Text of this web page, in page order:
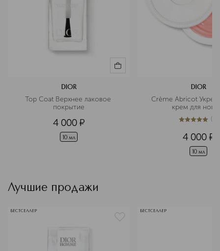
DIOR
Top Coat Верхнее лаковое
покрытие
4 000 ¤
10 мл
DIOR
Crème Abricot
крем для
5из 53 (
4 000 ¤
10 мл
Лучшие продажи
БЕСТСЕЛЛЕР БЕСТСЕЛЛЕР